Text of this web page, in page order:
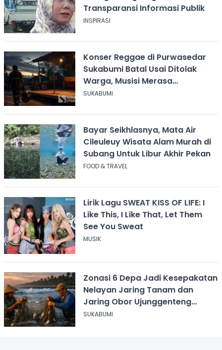
Transparansi Informasi Publik
INSPIRASI
Konser Reggae di Purwasedar
Sukabumi Batal Usai Ditolak
Warga, Musisi Merasa
Didiskreditkan
SUKABUMI
Bayar Seikhlasnya, Mata Air
Cileuleuy Wisata Alam Murah di
Subang Untuk Libur Akhir Pekan
FOOD & TRAVEL
Lirik Lagu SWEAT KISS OF LIFE: I
Like This, I Like That, Let Them
See You Sweat
MUSIK
Zonasi 6 Depa Jadi Kesepakatan
Nelayan Jaring Tanam dan
Jaring Obor Ujunggenteng
Sukabumi
SUKABUMI